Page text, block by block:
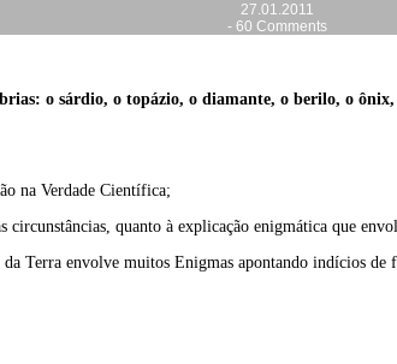
27.01.2011
-60 Comments
o sárdio, o topázio, o diamante, o berilo, o
na Verdade Científica;
quanto à explicação enigmática que
Terra envolve muitos Enigmas apontando indícios